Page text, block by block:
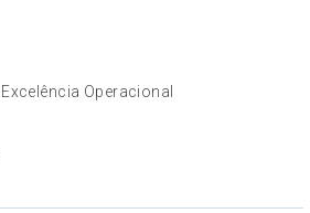
Operacional